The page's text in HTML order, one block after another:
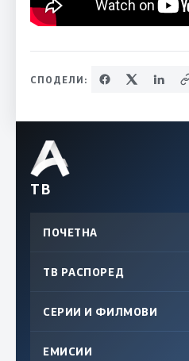
СПОДЕЛИ:
ТВ
ПОЧЕТНА
ТВ РАСПОРЕД
СЕРИИ И ФИЛМОВИ
ЕМИСИИ